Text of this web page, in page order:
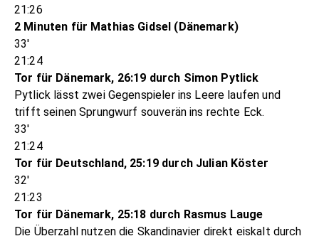
21:26
2 Minuten für Mathias Gidsel (Dänemark)
33'
21:24
Tor für Dänemark, 26:19 durch Simon Pytlick
Pytlick lässt zwei Gegenspieler ins Leere laufen und
trifft seinen Sprungwurf souverän ins rechte Eck.
33'
21:24
Tor für Deutschland, 25:19 durch Julian Köster
32'
21:23
Tor für Dänemark, 25:18 durch Rasmus Lauge
Die Überzahl nutzen die Skandinavier direkt eiskalt durch